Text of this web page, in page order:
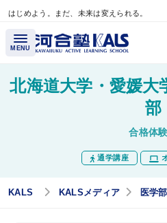
はじめよう。まだ、未来は変えられる。
メインコンテンツへスキップ
MENU
医学部学士編入とは？
最重要科目「生命科学」とは？
北海道大学・愛媛大
部
合格体
通学講座
KALS KALSメディア 医学